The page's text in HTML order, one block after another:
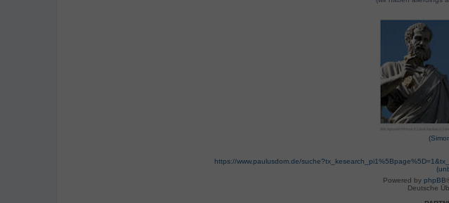
https://www.paulusdom.de/
Powered by phpBB
Deutsche